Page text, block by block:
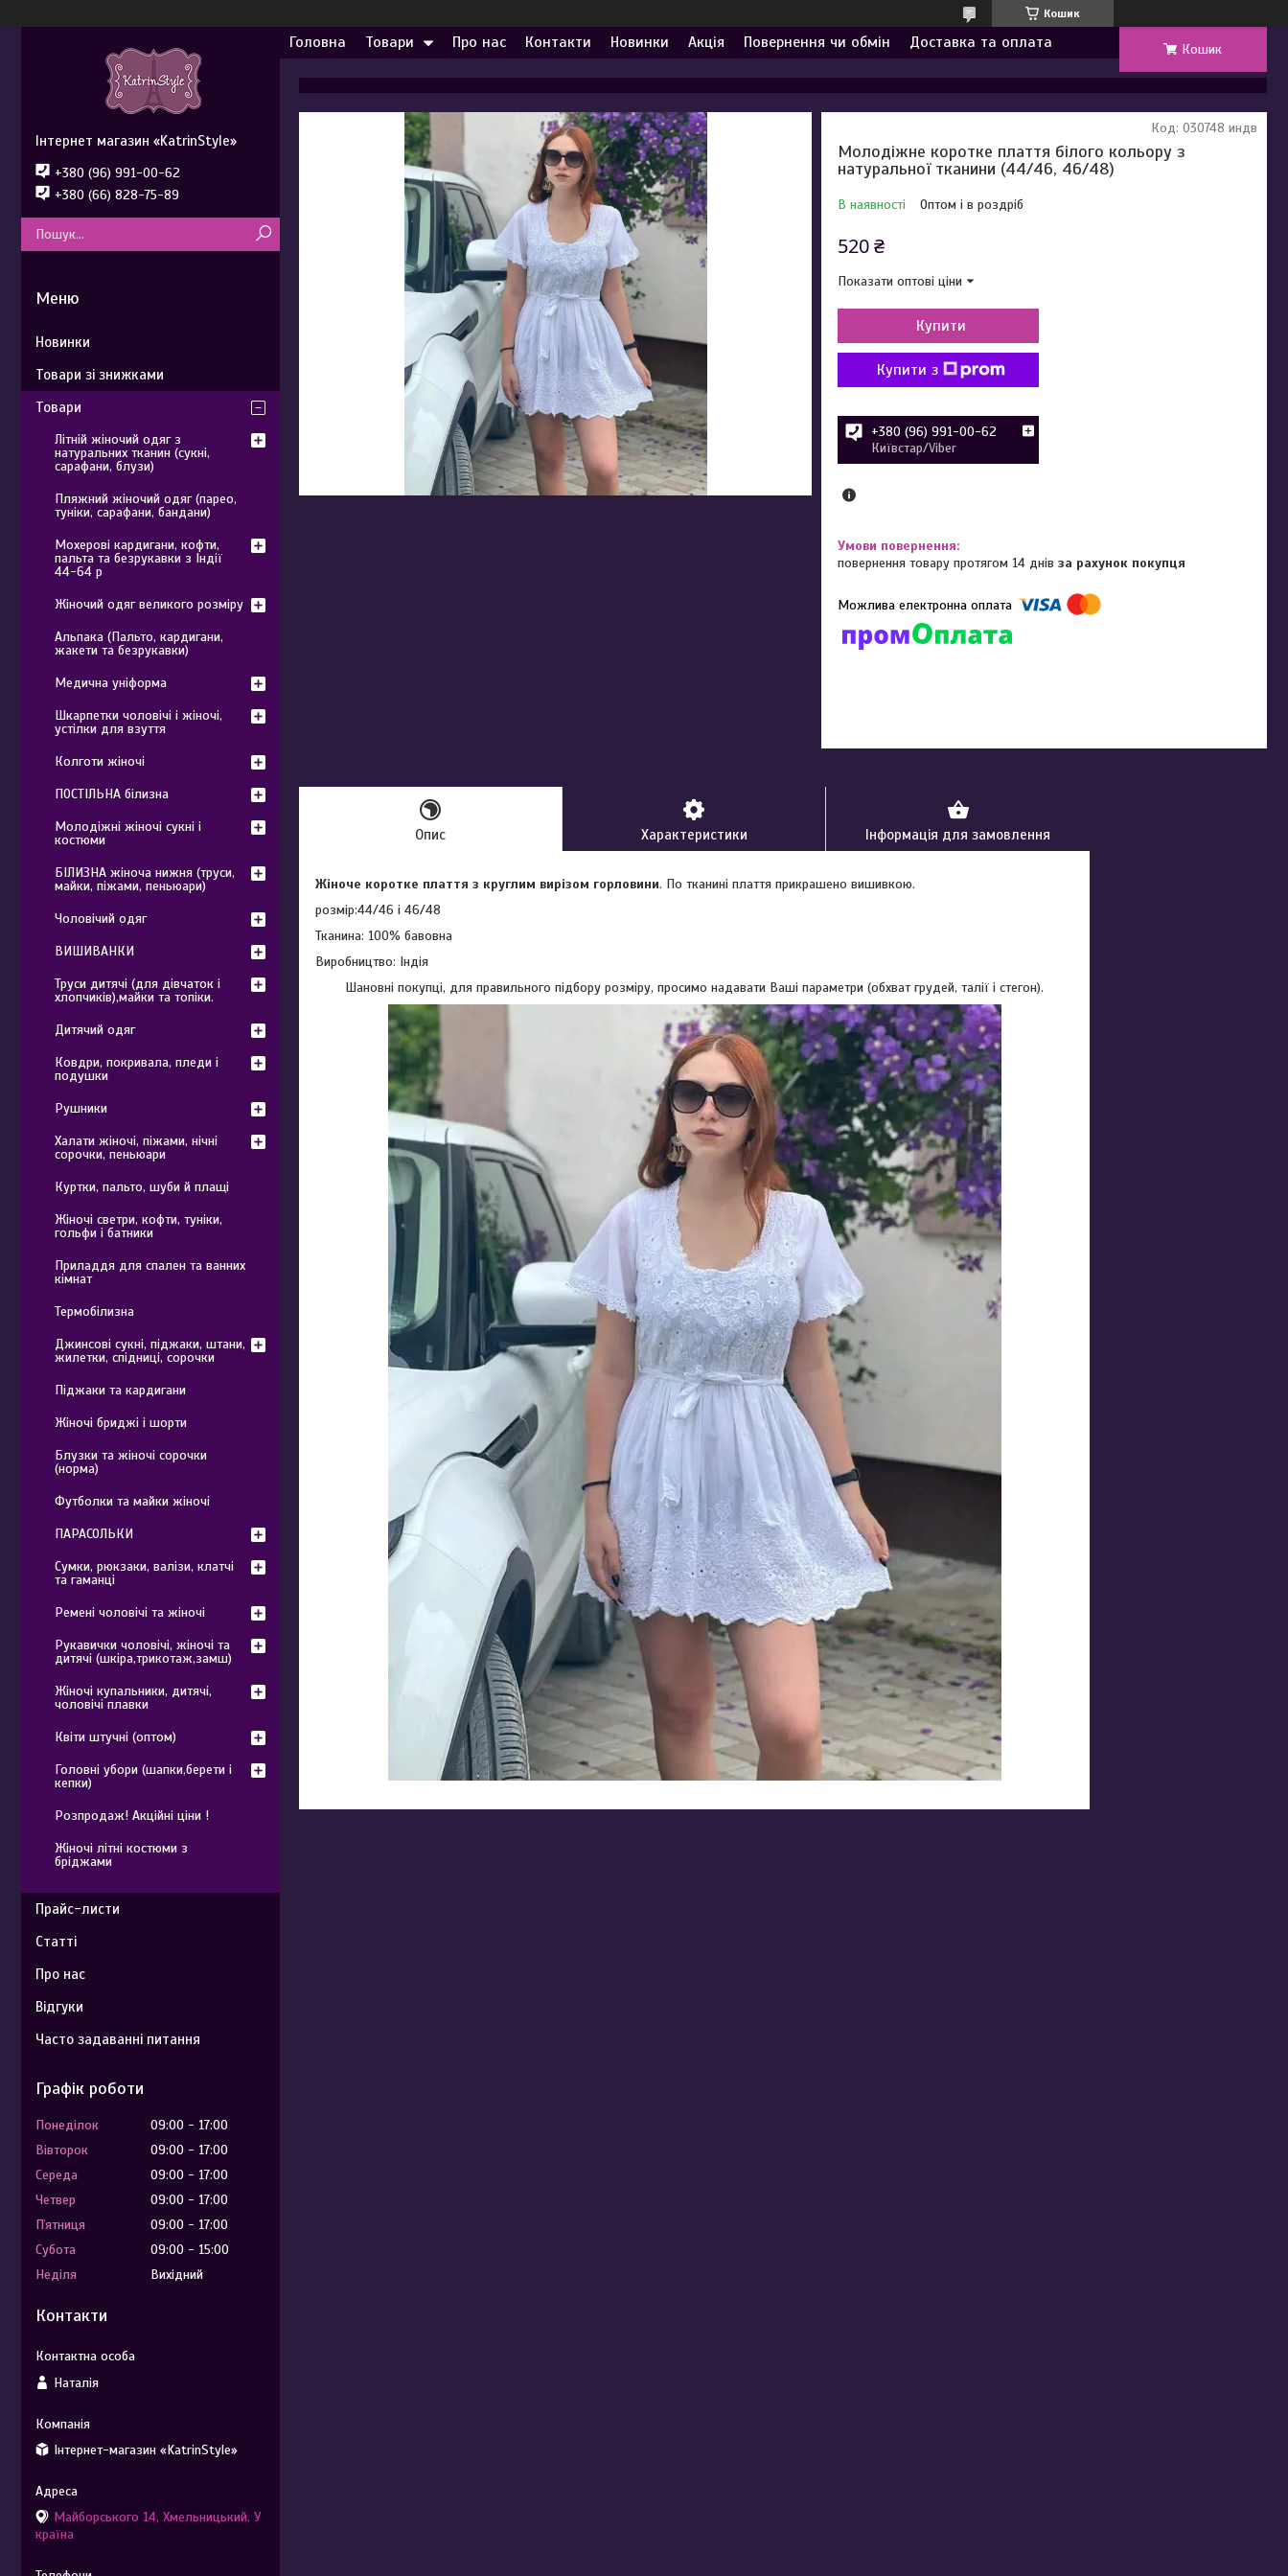
Кошик
Головна Товари Про нас Контакти Новинки Акція Повернення чи обмін Доставка та оплата Кошик
Молодіжне коротке плаття білого кольору з
натуральної тканини (44/46, 46/48)
В наявності Оптом і в роздріб
Код: 030748 индв
520 ₴
Показати оптові ціни
Купити
Купити з
+380 (96) 991-00-62
Київстар/Viber
повернення товару протягом 14 днівза рахунок покупця
Опис Характеристики Інформація для замовлення
Жіноче коротке плаття з круглим вирізом горловини. По тканині плаття прикрашено вишивкою.
розмір:44/46 і 46/48
Тканина: 100% бавовна
Виробництво: Індія
Шановні покупці, для правильного підбору розміру, просимо надавати Ваші параметри (обхват грудей, талії і стегон).
Інтернет магазин «KatrinStyle»
+380 (96) 991-00-62
+380 (66) 828-75-89
Новинки
Товари зі знижками
Товари
Літній жіночий одяг з
натуральних тканин (сукні,
сарафани, блузи)
Пляжний жіночий одяг (парео,
туніки, сарафани, бандани)
Мохерові кардигани, кофти,
пальта та безрукавки з Індії
44-64 р
Жіночий одяг великого розміру
Альпака (Пальто, кардигани,
жакети та безрукавки)
Медична уніформа
Шкарпетки чоловічі і жіночі,
устілки для взуття
Колготи жіночі
ПОСТІЛЬНА білизна
Молодіжні жіночі сукні і
костюми
БІЛИЗНА жіноча нижня (труси,
майки, піжами, пеньюари)
Чоловічий одяг
ВИШИВАНКИ
Труси дитячі (для дівчаток і
хлопчиків),майки та топіки.
Дитячий одяг
Ковдри, покривала, пледи і
подушки
Рушники
Халати жіночі, піжами, нічні
сорочки, пеньюари
Куртки, пальто, шуби й плащі
Жіночі светри, кофти, туніки,
гольфи і батники
Приладдя для спален та ванних
кімнат
Термобілизна
Джинсові сукні, піджаки, штани,
жилетки, спідниці, сорочки
Піджаки та кардигани
Жіночі бриджі і шорти
Блузки та жіночі сорочки
(норма)
Футболки та майки жіночі
ПАРАСОЛЬКИ
Сумки, рюкзаки, валізи, клатчі
та гаманці
Ремені чоловічі та жіночі
Рукавички чоловічі, жіночі та
дитячі (шкіра,трикотаж,замш)
Жіночі купальники, дитячі,
чоловічі плавки
Квіти штучні (оптом)
Головні убори (шапки,берети і
кепки)
Розпродаж! Акційні ціни !
Жіночі літні костюми з
бріджами
Прайс-листи
Статті
Про нас
Відгуки
Часто задаванні питання
Графік роботи
Понеділок 09:00
17:00
Вівторок
09:00
17:00
Середа
09:00
17:00
Четвер
09:00
17:00
Пʼятниця
09:00
17:00
Субота
09:00
15:00
Неділя
Вихідний
Контакти
Наталія
Інтернет-магазин «KatrinStyle»
Майборського 14, Хмельницький, У
країна